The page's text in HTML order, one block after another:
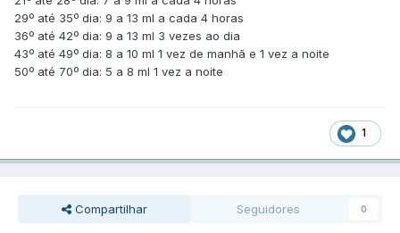
29º até 35º dia: 9 a 13 ml a cada 4 horas
36º até 42º dia: 9 a 13 ml 3 vezes ao dia
43º até 49º dia: 8 a 10 ml 1 vez de manhã e 1 vez a noite
50º até 70º dia: 5 a 8 ml 1 vez a noite
1
Compartilhar Seguidores 0